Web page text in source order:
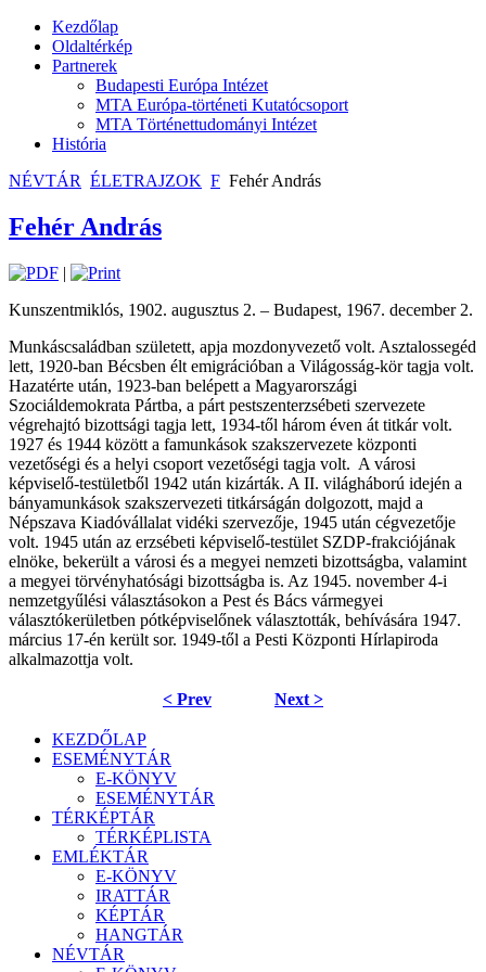
Kezdőlap
Oldaltérkép
Partnerek
Budapesti Európa Intézet
MTA Európa-történeti Kutatócsoport
MTA Történettudományi Intézet
História
NÉVTÁR ÉLETRAJZOK F Fehér András
Fehér András
|
Kunszentmiklós, 1902. augusztus 2. – Budapest, 1967. december 2.
Munkáscsaládban született, apja mozdonyvezető volt. Asztalossegéd
lett, 1920-ban Bécsben élt emigrációban a Világosság-kör tagja volt.
Hazatérte után, 1923-ban belépett a Magyarországi
Szociáldemokrata Pártba, a párt pestszenterzsébeti szervezete
végrehajtó bizottsági tagja lett, 1934-től három éven át titkár volt.
1927 és 1944 között a famunkások szakszervezete központi
vezetőségi és a helyi csoport vezetőségi tagja volt. A városi
képviselő-testületből 1942 után kizárták. A II. világháború idején a
bányamunkások szakszervezeti titkárságán dolgozott, majd a
Népszava Kiadóvállalat vidéki szervezője, 1945 után cégvezetője
volt. 1945 után az erzsébeti képviselő-testület SZDP-frakciójának
elnöke, bekerült a városi és a megyei nemzeti bizottságba, valamint
a megyei törvényhatósági bizottságba is. Az 1945. november 4-i
nemzetgyűlési választásokon a Pest és Bács vármegyei
választókerületben pótképviselőnek választották, behívására 1947.
március 17-én került sor. 1949-től a Pesti Központi Hírlapiroda
alkalmazottja volt.
< Prev Next >
KEZDŐLAP
ESEMÉNYTÁR
E-KÖNYV
ESEMÉNYTÁR
TÉRKÉPTÁR
TÉRKÉPLISTA
EMLÉKTÁR
E-KÖNYV
IRATTÁR
KÉPTÁR
HANGTÁR
NÉVTÁR